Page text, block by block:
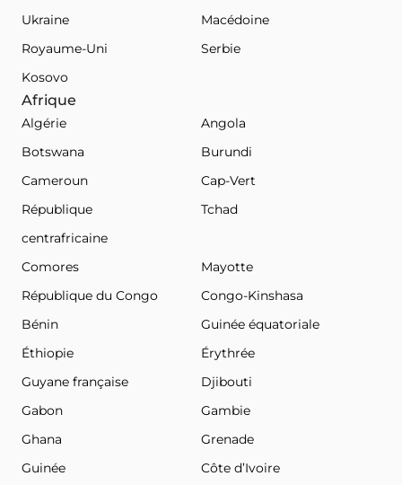
Ukraine
Macédoine
Royaume-Uni
Serbie
Kosovo
Afrique
Algérie
Angola
Botswana
Burundi
Cameroun
Cap-Vert
République
centrafricaine
Tchad
Comores
Mayotte
République du Congo
Congo-Kinshasa
Bénin
Guinée équatoriale
Éthiopie
Érythrée
Guyane française
Djibouti
Gabon
Gambie
Ghana
Grenade
Guinée
Côte d’Ivoire